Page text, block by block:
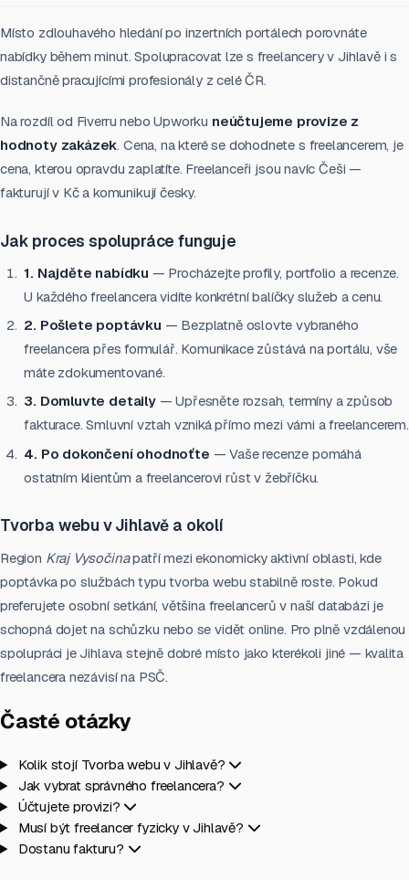
Místo zdlouhavého hledání po inzertních portálech porovnáte
nabídky během minut. Spolupracovat lze s freelancery v Jihlavě i s
distančně pracujícími profesionály z celé ČR.
Na rozdíl od Fiverru nebo Upworku neúčtujeme provize z
hodnoty zakázek. Cena, na které se dohodnete s freelancerem, je
cena, kterou opravdu zaplatíte. Freelanceři jsou navíc Češi —
fakturují v Kč a komunikují česky.
Jak proces spolupráce funguje
1. Najděte nabídku — Procházejte profily, portfolio a recenze.
U každého freelancera vidíte konkrétní balíčky služeb a cenu.
2. Pošlete poptávku — Bezplatně oslovte vybraného
freelancera přes formulář. Komunikace zůstává na portálu, vše
máte zdokumentované.
3. Domluvte detaily— Upřesněte rozsah, termíny a způsob
fakturace. Smluvní vztah vzniká přímo mezi vámi a freelancerem.
4. Po dokončení ohodnoťte — Vaše recenze pomáhá
ostatním klientům a freelancerovi růst v žebříčku.
Tvorba webu v Jihlavě a okolí
Region Kraj Vysočinapatří mezi ekonomicky aktivní oblasti, kde
poptávka po službách typu tvorba webu stabilně roste. Pokud
preferujete osobní setkání, většina freelancerů v naší databázi je
schopná dojet na schůzku nebo se vidět online. Pro plně vzdálenou
spolupráci je Jihlava stejně dobré místo jako kterékoli jiné — kvalita
freelancera nezávisí na PSČ.
Časté otázky
Kolik stojí Tvorba webu v Jihlavě?
Jak vybrat správného freelancera?
Účtujete provizi?
Musí být freelancer fyzicky v Jihlavě?
Dostanu fakturu?